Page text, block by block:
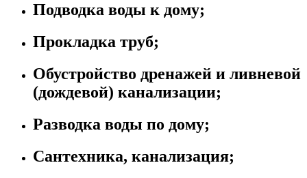
Подводка воды к дому;
Прокладка труб;
Обустройство дренажей и ливневой
(дождевой) канализации;
Разводка воды по дому;
Сантехника, канализация;